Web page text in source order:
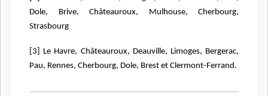
Dole, Brive, Châteauroux, Mulhouse, Cherbourg,
Strasbourg
[3] Le Havre, Châteauroux, Deauville, Limoges, Bergerac,
Pau, Rennes, Cherbourg, Dole, Brest et Clermont-Ferrand.